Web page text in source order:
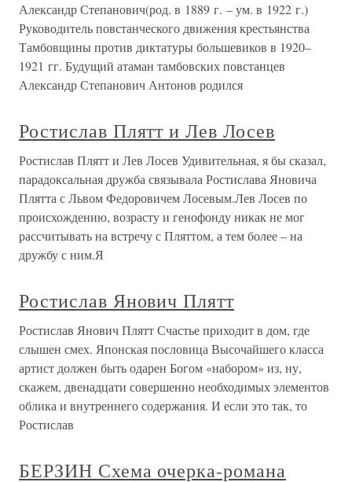
Александр Степанович(род. в 1889 г. – ум. в 1922 г.)
Руководитель повстанческого движения крестьянства
Тамбовщины против диктатуры большевиков в 1920–
1921 гг. Будущий атаман тамбовских повстанцев
Александр Степанович Антонов родился
Ростислав Плятт и Лев Лосев
Ростислав Плятт и Лев Лосев Удивительная, я бы сказал,
парадоксальная дружба связывала Ростислава Яновича
Плятта с Львом Федоровичем Лосевым.Лев Лосев по
происхождению, возрасту и генофонду никак не мог
рассчитывать на встречу с Пляттом, а тем более – на
дружбу с ним.Я
Ростислав Янович Плятт
Ростислав Янович Плятт Счастье приходит в дом, где
слышен смех. Японская пословица Высочайшего класса
артист должен быть одарен Богом «набором» из, ну,
скажем, двенадцати совершенно необходимых элементов
облика и внутреннего содержания. И если это так, то
Ростислав
БЕРЗИН Схема очерка-романа